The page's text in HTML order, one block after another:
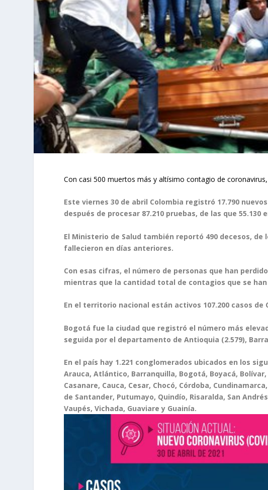
Con casi 500 muertos más y altísimo contagio de
Este viernes 30 de abril Colombia registró 17.790
después de procesar 87.210 pruebas, de las que 55.130
El Ministerio de Salud también reportó 490 decesos, de
fallecieron en días anteriores.
Con esas cifras, el número de personas que han
mientras que la cantidad total de contagios que se han
En el territorio nacional están activos 107.200 casos de
Bogotá fue la ciudad que registró el número más
seguida por el departamento de Antioquia (2.579),
En el país hay 1.221 conglomerados ubicados en los
Arauca, Atlántico, Barranquilla, Bogotá, Boyacá,
Casanare, Cauca, Cesar, Chocó, Córdoba,
de Santander, Putumayo, Quindío, Risaralda, San
Vaupés, Vichada, Guaviare y Guainía.